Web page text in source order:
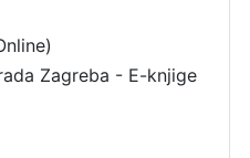
Zagreba - E-knjige